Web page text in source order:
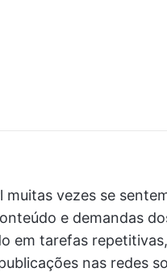
vezes se
e demandas
em tarefas
nas redes